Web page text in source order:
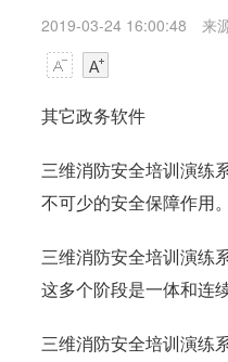
2019-03-24 16:00:48 来
其它政务软件
三维消防安全培训演练
不可少的安全保障作用。
三维消防安全培训演练
这多个阶段是一体和连
三维消防安全培训演练